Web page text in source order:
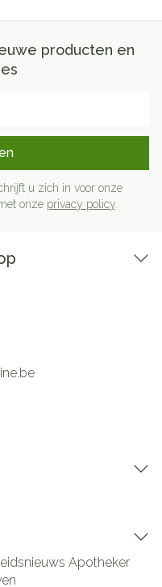
producten en
u zich in voor onze
onze privacy policy
Apotheker